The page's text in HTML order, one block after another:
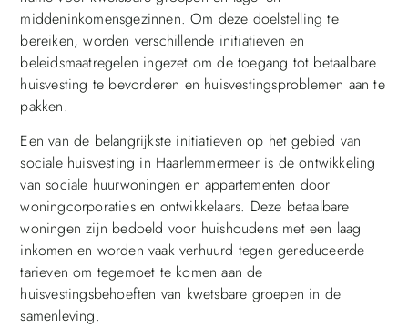
middeninkomensgezinnen. Om deze doelstelling te
bereiken, worden verschillende initiatieven en
beleidsmaatregelen ingezet om de toegang tot betaalbare
huisvesting te bevorderen en huisvestingsproblemen aan te
pakken.
Een van de belangrijkste initiatieven op het gebied van
sociale huisvesting in Haarlemmermeer is de ontwikkeling
van sociale huurwoningen en appartementen door
woningcorporaties en ontwikkelaars. Deze betaalbare
woningen zijn bedoeld voor huishoudens met een laag
inkomen en worden vaak verhuurd tegen gereduceerde
tarieven om tegemoet te komen aan de
huisvestingsbehoeften van kwetsbare groepen in de
samenleving.